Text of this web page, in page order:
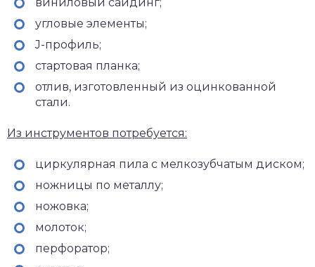
угловые элементы;
J-профиль;
стартовая планка;
отлив, изготовленный из оцинкованной
стали.
Из инструментов потребуется:
циркулярная пила с мелкозубчатым диском;
ножницы по металлу;
ножовка;
молоток;
перфоратор;